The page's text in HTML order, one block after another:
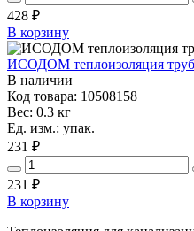
428 ₽
В корзину
ИСОДОМ теплоизоляция
В наличии
Код товара: 10508158
Вес: 0.3 кг
Ед. изм.: упак.
231 ₽
231 ₽
В корзину